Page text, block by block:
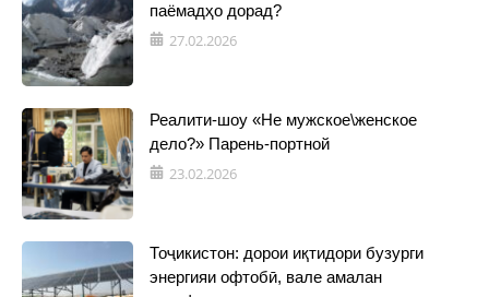
паёмадҳо дорад?
27.02.2026
Реалити-шоу «Не мужское\женское
дело?» Парень-портной
23.02.2026
Тоҷикистон: дорои иқтидори бузурги
энергияи офтобӣ, вале амалан